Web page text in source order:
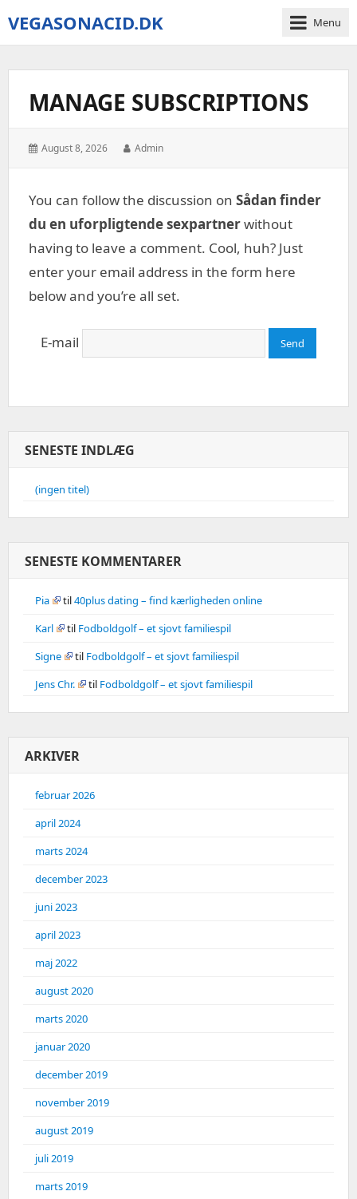
VEGASONACID.DK
Vegas
On
Menu
MANAGE SUBSCRIPTIONS
Posted
August 8, 2026 Author:
Admin
You can follow the discussion on Sådan finder
du en uforpligtende sexpartnerwithout
having to leave a comment. Cool, huh? Just
enter your email address in the form here
below and you’re all set.
E-mail
SENESTE INDLÆG
(ingen titel)
SENESTE KOMMENTARER
Pia til40plus dating – find kærligheden online
Karl
til Fodboldgolf – et sjovt familiespil
Signe
til Fodboldgolf – et sjovt familiespil
Jens Chr.
til Fodboldgolf – et sjovt familiespil
ARKIVER
februar 2026
april 2024
marts 2024
december 2023
juni 2023
april 2023
maj 2022
august 2020
marts 2020
januar 2020
december 2019
november 2019
august 2019
juli 2019
marts 2019